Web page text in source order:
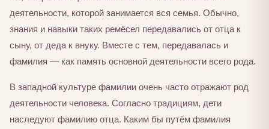
деятельности, которой занимается вся семья. Обычно,
знания и навыки таких ремёсел передавались от отца к
сыну, от деда к внуку. Вместе с тем, передавалась и
фамилия — как память основной деятельности всего рода.
В западной культуре фамилии очень часто отражают род
деятельности человека. Согласно традициям, дети
наследуют фамилию отца. Каким бы путём фамилия